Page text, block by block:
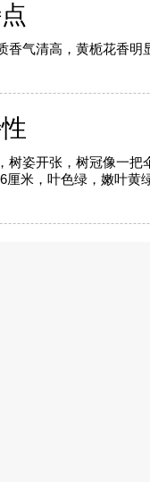
香气清高，黄栀花香
姿开张，树冠像一
米，叶色绿，嫩叶